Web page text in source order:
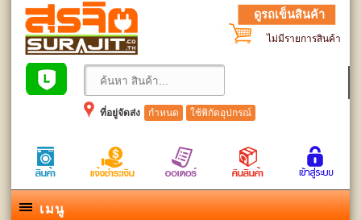
ดูรถเข็นสินค้า
ไม่มีรายการสินค้า
ที่อยู่จัดส่ง กำหนด ใช้พิกัดอุปกรณ์
เมนู